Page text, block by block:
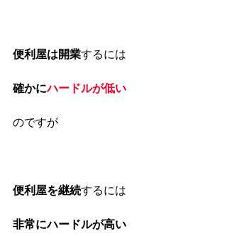
便利屋は開業するには
確かにハードルが低い
のですが
便利屋を継続するには
非常にハードルが高い